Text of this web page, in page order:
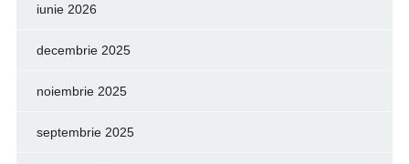
iunie 2026
decembrie 2025
noiembrie 2025
septembrie 2025